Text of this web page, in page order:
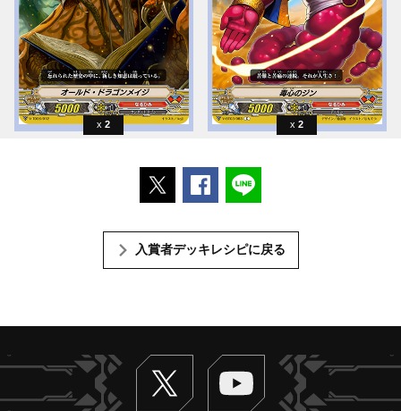
2 2
ポストするFacebookでシェアする
入賞者デッキレシピに戻る
Twitter ヴァンガードch